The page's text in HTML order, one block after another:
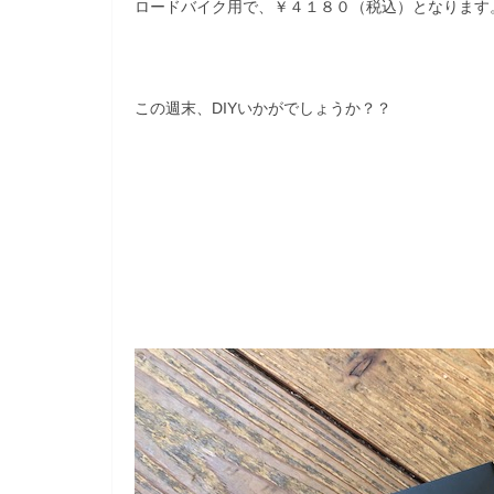
ロードバイク用で、￥４１８０（税込）となります
この週末、DIYいかがでしょうか？？